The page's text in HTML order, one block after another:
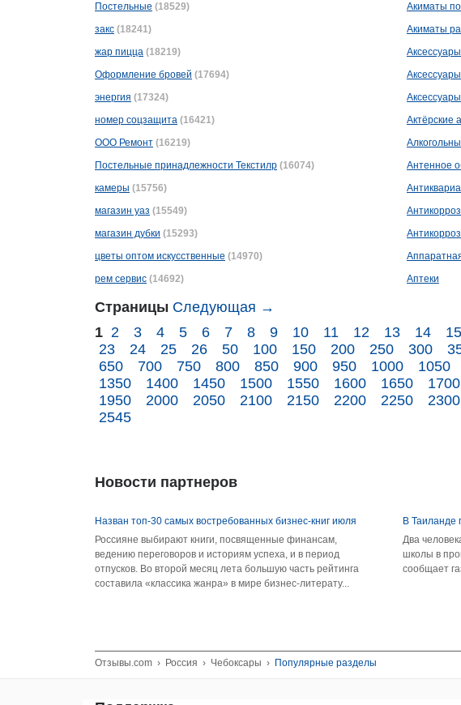
Постельные (18529)
закс (18241)
жар пицца (18219)
Оформление бровей (17694)
энергия (17324)
номер соцзащита (16421)
ООО Ремонт (16219)
Постельные принадлежности Текстилp (16074)
камеры (15756)
магазин уаз (15549)
магазин дубки (15293)
цветы оптом искусственные (14970)
рем сервис (14692)
Акиматы
Акиматы
Актёрские
Антенное
Аптеки
Страницы Следующая →
1 2 3 4 5 6 7 8 9 10 11 12 13 14 15
23
24 25 26 50 100 150 200 250 300
650
700 750 800 850 900 950 1000 1050
1350
1400 1450 1500 1550 1600 1650 1700
1950
2000 2050 2100 2150 2200 2250 2300
2545
Новости партнеров
Назван топ-30 самых востребованных бизнес-книг июля
Россияне выбирают книги, посвященные финансам,
ведению переговоров и историям успеха, и в период
отпусков. Во второй месяц лета большую часть рейтинга
составила «классика жанра» в мире бизнес-литерату...
В Таиланде
Два
школы в
сообщает
Отзывы.com › Россия › Чебоксары › Популярные разделы